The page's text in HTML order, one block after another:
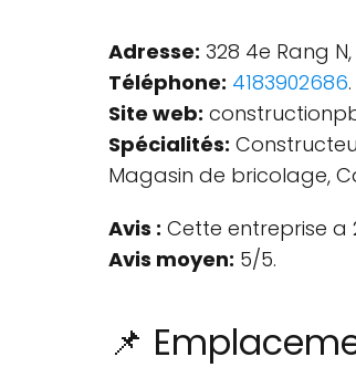
Adresse: 328 4e Rang
Téléphone: 4183902686.
Site web:
Spécialités:
Magasin de bricolage,
Avis : Cette entreprise a
Avis moyen: 5/5.
📌